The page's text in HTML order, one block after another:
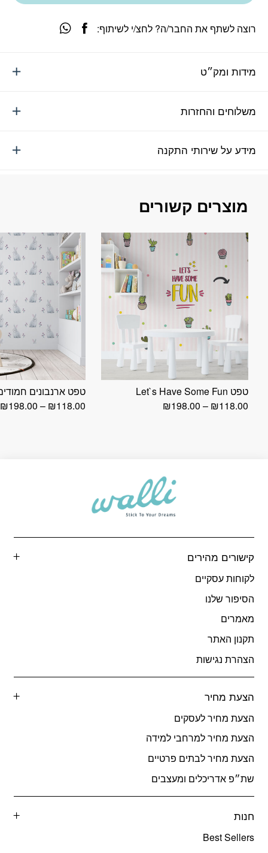
מידות ומק״ט
משלוחים והחזרות
מידע על שירותי התקנה
רוצה לשתף את החבר/ה? לחצ/י לשיתוף:
מוצרים קשורים
טפט Let`s Have Some Fun
₪118.00
–
₪198.00
טפט ארנבונים
₪118.00
–
₪198.00
קישורים מהירים
לקוחות עסקיים
הסיפור שלנו
מאמרים
תקנון האתר
הצהרת נגישות
הצעת מחיר
הצעת מחיר לעסקים
הצעת מחיר למרחבי למידה
הצעת מחיר לבתים פרטיים
שת״פ אדריכלים ומעצבים
חנות
Best Sellers